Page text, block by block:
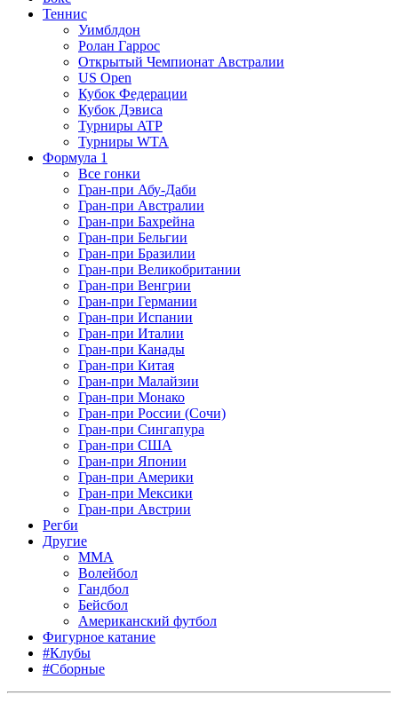
Теннис
Уимблдон
Ролан Гаррос
Открытый Чемпионат Австралии
US Open
Кубок Федерации
Кубок Дэвиса
Турниры ATP
Турниры WTA
Формула 1
Все гонки
Гран-при Абу-Даби
Гран-при Австралии
Гран-при Бахрейна
Гран-при Бельгии
Гран-при Бразилии
Гран-при Великобритании
Гран-при Венгрии
Гран-при Германии
Гран-при Испании
Гран-при Италии
Гран-при Канады
Гран-при Китая
Гран-при Малайзии
Гран-при Монако
Гран-при России (Сочи)
Гран-при Сингапура
Гран-при США
Гран-при Японии
Гран-при Америки
Гран-при Мексики
Гран-при Австрии
Регби
Другие
MMA
Волейбол
Гандбол
Бейсбол
Американский футбол
Фигурное катание
#Клубы
#Сборные